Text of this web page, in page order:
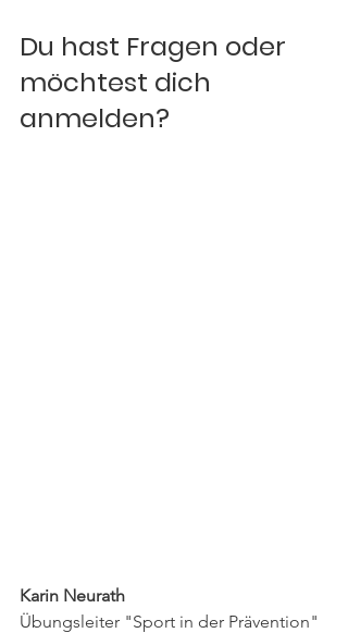
Du hast Fragen oder
möchtest dich
anmelden?
Karin Neurath
Übungsleiter "Sport in der Prävention"